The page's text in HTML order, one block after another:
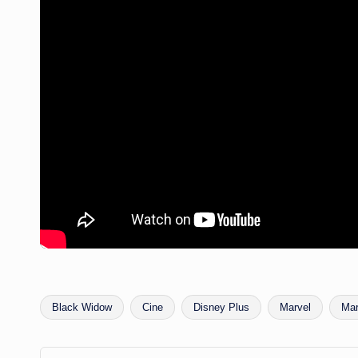
Etiquetas:
Black Widow Cine Disney Plus Marvel